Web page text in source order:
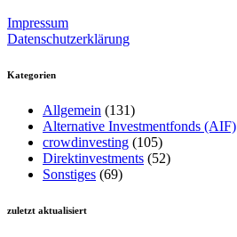
Impressum
Datenschutzerklärung
Kategorien
Allgemein (131)
Alternative Investmentfonds (AIF)
crowdinvesting (105)
Direktinvestments (52)
Sonstiges (69)
zuletzt aktualisiert